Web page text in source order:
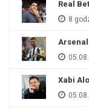
Real
8
Arsenal
Xabi